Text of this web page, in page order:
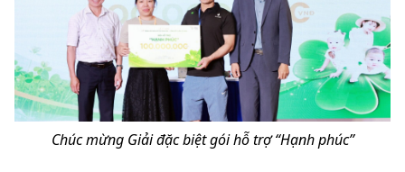
Chúc mừng Giải đặc biệt gói hỗ trợ “Hạnh phúc”